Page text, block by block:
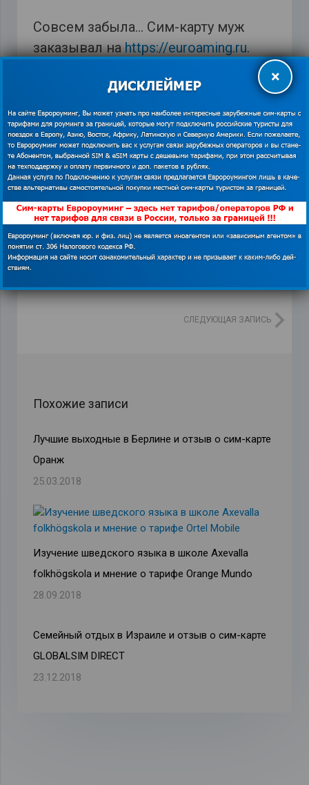
Совсем забыла… Сим-карту муж
заказывал наhttps://euroaming.ru.
Гибралтар,интернет на Гибралтаре,купить сим-
карту Водафон,отзыв
СЛЕДУЮЩАЯ ЗАПИСЬ
Похожие записи
Лучшие выходные в Берлине и отзыв о сим-карте
Оранж
25.03.2018
Изучение шведского языка в школе Axevalla
folkhögskola и мнение о тарифе Orange Mundo
28.09.2018
Семейный отдых в Израиле и отзыв о сим-карте
GLOBALSIM DIRECT
23.12.2018
×